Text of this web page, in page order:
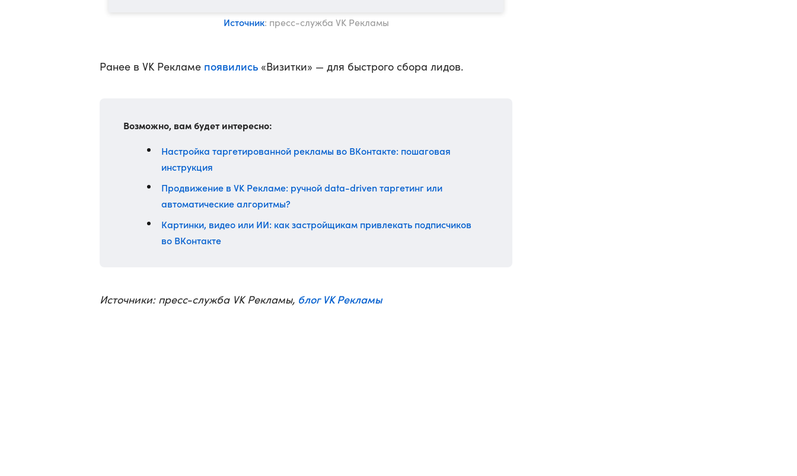
Источник: пресс-служба VK Рекламы
Ранее в VK Рекламе появились «Визитки» — для быстрого сбора лидов.
Возможно, вам будет интересно:
Настройка таргетированной рекламы во ВКонтакте: пошаговая
инструкция
Продвижение в VK Рекламе: ручной data-driven таргетинг или
автоматические алгоритмы?
Картинки, видео или ИИ: как застройщикам привлекать подписчиков
во ВКонтакте
Источники: пресс-служба VK Рекламы, блог VK Рекламы